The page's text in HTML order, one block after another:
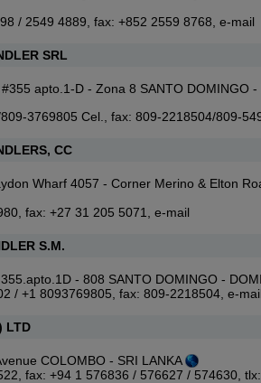
/ 2549 4889, fax: +852 2559 8768, e-mail
SRL
apto.1-D - Zona 8 SANTO DOMINGO -
3769805 Cel., fax: 809-2218504/809-
CC
Wharf 4057 - Corner Merino & Elton
fax: +27 31 205 5071, e-mail
S.M.
- 808 SANTO DOMINGO -
/ +1 8093769805, fax: 809-2218504, e-mail
LTD
COLOMBO - SRI LANKA
fax: +94 1 576836 / 576627 / 574630,